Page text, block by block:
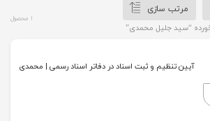
مرتب سازی
“سید جلیل محمدی”
1 محصول
آیین تنظیم و ثبت اسناد در دفاتر اسناد رسمی | محمدی